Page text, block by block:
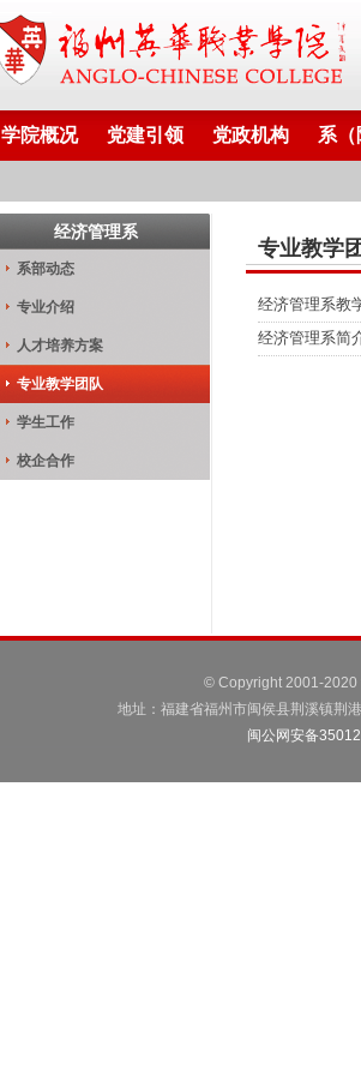
学院概况 党建引领 党政机构 系（
经济管理系
系部动态
专业介绍
人才培养方案
专业教学团队
学生工作
校企合作
专业教学
经济管理系教
经济管理系简
© Copyright 2001-
地址：福建省福州市闽侯县荆溪镇荆
闽公网安备